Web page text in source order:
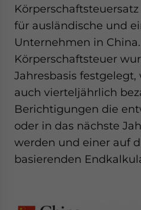
für ausländische und
Unternehmen in
Körperschaftsteuer
Jahresbasis
auch vierteljährlich
Berichtigungen die
oder in das nächste
werden und einer auf
basierenden
website. Please send me business news and updates
for Asia!
- case sensitive